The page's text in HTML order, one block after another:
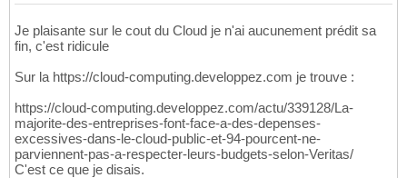
Je plaisante sur le cout du Cloud je n'ai aucunement prédit sa
fin, c'est ridicule
Sur la https://cloud-computing.developpez.com je trouve :
https://cloud-computing.developpez.com/actu/339128/La-
majorite-des-entreprises-font-face-a-des-depenses-
excessives-dans-le-cloud-public-et-94-pourcent-ne-
parviennent-pas-a-respecter-leurs-budgets-selon-Veritas/
C'est ce que je disais.